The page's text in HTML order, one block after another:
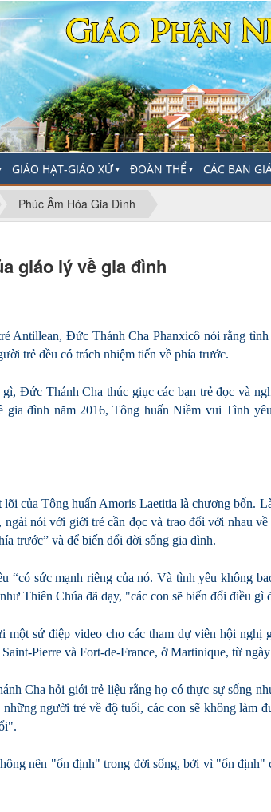
GIÁO HẠT-GIÁO XỨ▼ ĐOÀN THỂ ▼ CÁC BAN
Phúc Âm Hóa Gia Đình
giáo lý về gia đình
Antillean, Đức Thánh Cha Phanxicô nói rằng
trẻ đều có trách nhiệm tiến về phía trước.
Đức Thánh Cha thúc giục các bạn trẻ đọc và
đình năm 2016, Tông huấn Niềm vui Tình
của Tông huấn Amoris Laetitia là chương bốn.
ngài nói với giới trẻ cần đọc và trao đổi với nhau
trước” và để biến đổi đời sống gia đình.
“có sức mạnh riêng của nó. Và tình yêu không
Thiên Chúa đã dạy, "các con sẽ biến đổi điều gì
một sứ điệp video cho các tham dự viên hội nghị
Pierre và Fort-de-France, ở Martinique, từ
Cha hỏi giới trẻ liệu rằng họ có thực sự sống
người trẻ về độ tuổi, các con sẽ không làm
nên "ổn định" trong đời sống, bởi vì "ổn định"